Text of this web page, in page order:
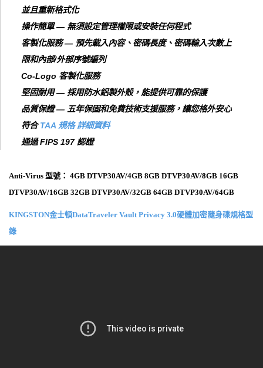
並且重新格式化
操作簡單 — 無須設定管理權限或安裝任何程式
客製化服務 — 預先載入內容、密碼長度、密碼輸入次數上
限和內部/外部序號編列
Co-Logo 客製化服務
堅固耐用 — 採用防水鋁製外殼，能提供可靠的保護
品質保證 — 五年保固和免費技術支援服務，讓您格外安心
符合TAA 規格 詳細資料
通過 FIPS 197 認證
Anti-Virus 型號： 4GB DTVP30AV/4GB 8GB DTVP30AV/8GB 16GB
DTVP30AV/16GB 32GB DTVP30AV/32GB 64GB DTVP30AV/64GB
KINGSTON金士頓DataTraveler Vault Privacy 3.0硬體加密隨身碟規格型
錄